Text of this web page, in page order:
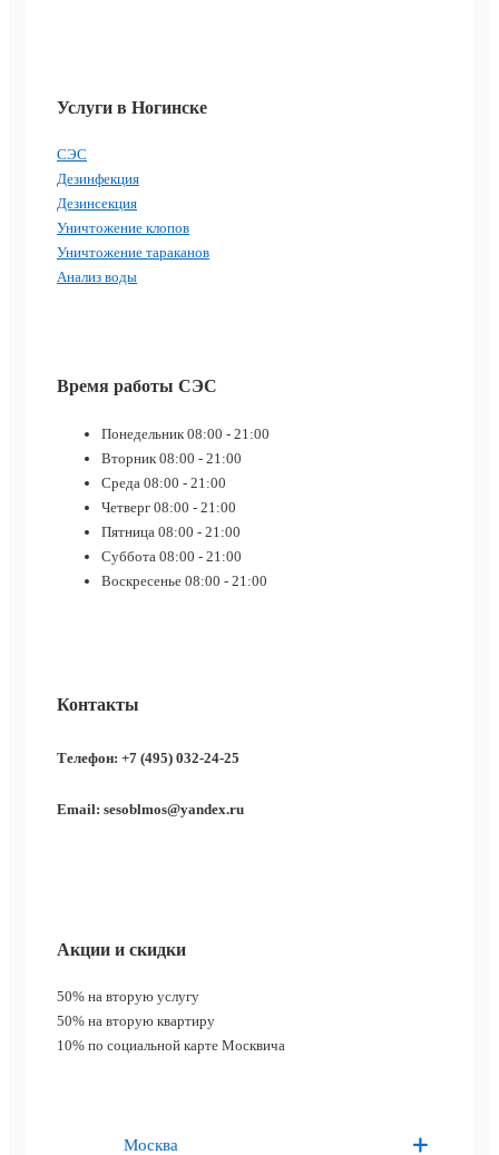
Услуги в Ногинске
СЭС
Дезинфекция
Дезинсекция
Уничтожение клопов
Уничтожение тараканов
Анализ воды
Время работы СЭС
Понедельник 08:00 - 21:00
Вторник 08:00 - 21:00
Среда 08:00 - 21:00
Четверг 08:00 - 21:00
Пятница 08:00 - 21:00
Суббота 08:00 - 21:00
Воскресенье 08:00 - 21:00
Контакты
Телефон: +7 (495) 032-24-25
Email: sesoblmos@yandex.ru
Акции и скидки
50% на вторую услугу
50% на вторую квартиру
10% по социальной карте Москвича
Москва